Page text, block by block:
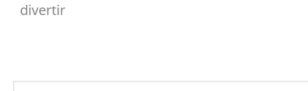
divertir